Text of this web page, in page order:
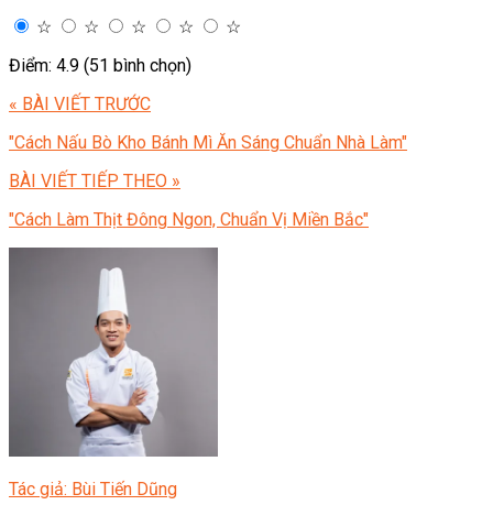
☆
☆ ☆ ☆
☆
Điểm: 4.9 (51 bình chọn)
« BÀI VIẾT TRƯỚC
"Cách Nấu Bò Kho Bánh Mì Ăn Sáng Chuẩn Nhà Làm"
BÀI VIẾT TIẾP THEO »
"Cách Làm Thịt Đông Ngon, Chuẩn Vị Miền Bắc"
Tác giả: Bùi Tiến Dũng